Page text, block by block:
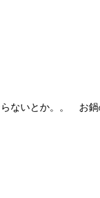
ないとか。。 お